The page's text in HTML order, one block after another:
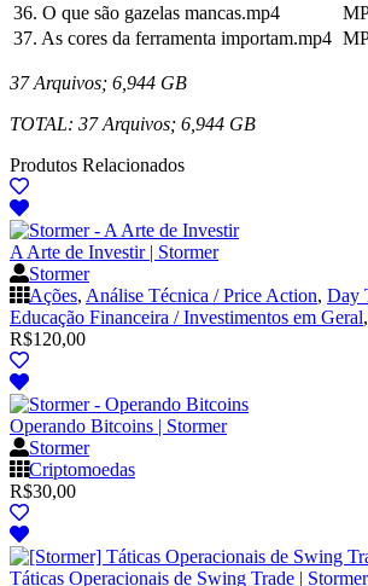
36. O que são gazelas mancas.mp4
37. As cores da ferramenta importam.mp4
37 Arquivos; 6,944 GB
TOTAL: 37 Arquivos; 6,944 GB
Produtos Relacionados
A Arte de Investir | Stormer
Stormer
Ações, Análise Técnica / Price Action, Day
Educação Financeira / Investimentos em Geral,
R$120,00
Operando Bitcoins | Stormer
Stormer
Criptomoedas
R$30,00
Táticas Operacionais de Swing Trade | Stormer